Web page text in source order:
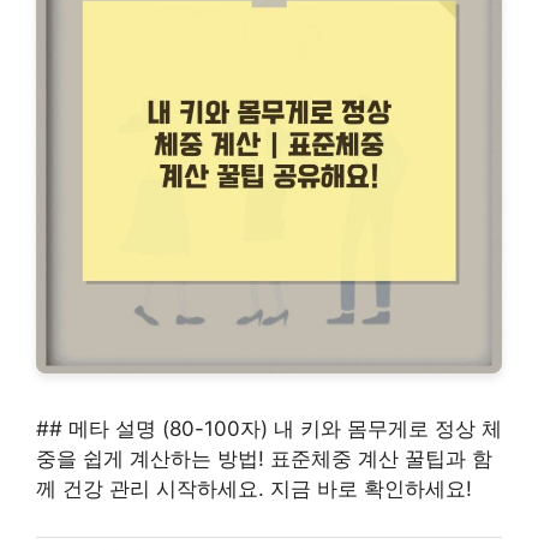
## 메타 설명 (80-100자) 내 키와 몸무게로 정상 체
중을 쉽게 계산하는 방법! 표준체중 계산 꿀팁과 함
께 건강 관리 시작하세요. 지금 바로 확인하세요!